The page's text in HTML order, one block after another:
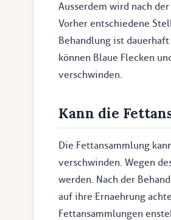
Ausserdem wird nach
Vorher entschiedene
Behandlung ist
können Blaue Flecken
verschwinden.
Kann die
Die Fettansammlung
verschwinden. Wegen
werden. Nach der
auf ihre Ernaehrung
Fettansammlungen